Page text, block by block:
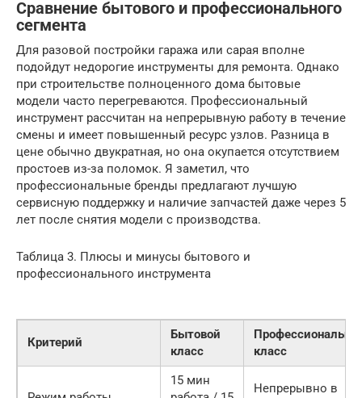
Сравнение бытового и профессионального
сегмента
Для разовой постройки гаража или сарая вполне
подойдут недорогие инструменты для ремонта. Однако
при строительстве полноценного дома бытовые
модели часто перегреваются. Профессиональный
инструмент рассчитан на непрерывную работу в течение
смены и имеет повышенный ресурс узлов. Разница в
цене обычно двукратная, но она окупается отсутствием
простоев из-за поломок. Я заметил, что
профессиональные бренды предлагают лучшую
сервисную поддержку и наличие запчастей даже через 5
лет после снятия модели с производства.
Таблица 3. Плюсы и минусы бытового и
профессионального инструмента
Критерий
Бытовой
класс
класс
15 мин
Непрерывно в